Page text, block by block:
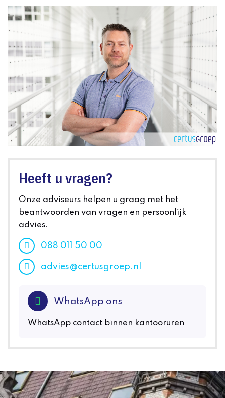
Heeft u vragen?
Onze adviseurs helpen u graag met het
beantwoorden van vragen en persoonlijk
advies.
088 011 50 00
advies@certusgroep.nl
WhatsApp ons
WhatsApp contact binnen kantooruren